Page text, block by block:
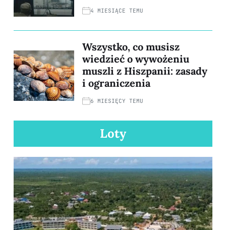
4 MIESIĄCE TEMU
Wszystko, co musisz
wiedzieć o wywożeniu
muszli z Hiszpanii: zasady
i ograniczenia
6 MIESIĘCY TEMU
Loty